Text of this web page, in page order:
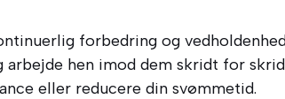
forbedring og
hen imod dem skridt for
eller reducere din svømmetid.